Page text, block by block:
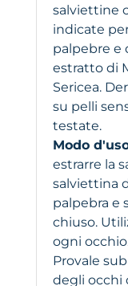
salviettine
indicate
palpebre e
estratto di
Sericea.
su pelli
testate.
Modo
estrarre la
salviettina
palpebra e
chiuso.
ogni
Provale
degli occhi